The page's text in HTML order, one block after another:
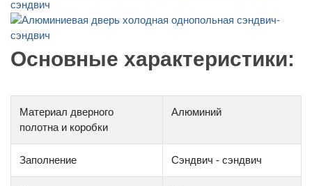
Основные характеристики:
Материал дверного
полотна и коробки
Алюминий
Заполнение Сэндвич - сэндвич